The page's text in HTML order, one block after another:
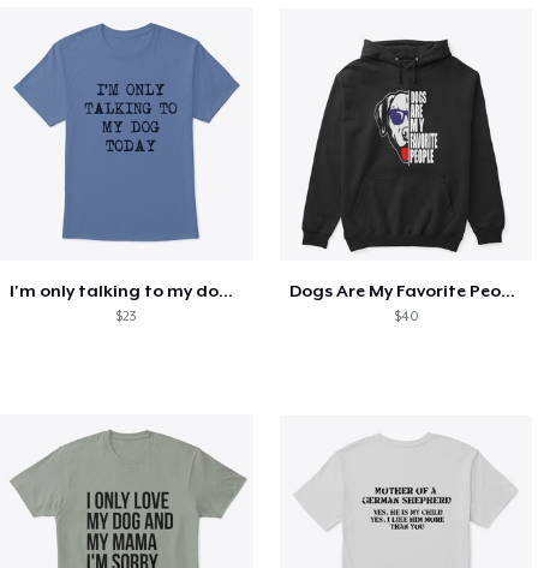
I'm only talking to my dog today
$23
Dogs Are My Favorite People Funny Gift
$40